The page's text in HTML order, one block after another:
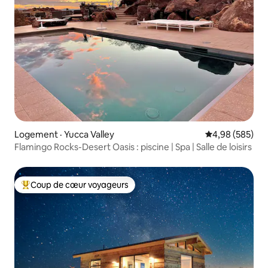
Logement · Yucca Valley Note
4,98 (585)
Flamingo Rocks-Desert Oasis : piscine | Spa | Salle de loisirs
Coup de cœur voyageurs parmi les plus aimés
Coup de cœur voyageurs